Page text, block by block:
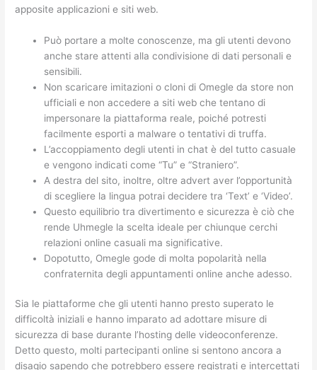
apposite applicazioni e siti web.
Può portare a molte conoscenze, ma gli utenti devono
anche stare attenti alla condivisione di dati personali e
sensibili.
Non scaricare imitazioni o cloni di Omegle da store non
ufficiali e non accedere a siti web che tentano di
impersonare la piattaforma reale, poiché potresti
facilmente esporti a malware o tentativi di truffa.
L’accoppiamento degli utenti in chat è del tutto casuale
e vengono indicati come “Tu” e “Straniero”.
A destra del sito, inoltre, oltre advert aver l’opportunità
di scegliere la lingua potrai decidere tra ‘Text’ e ‘Video’.
Questo equilibrio tra divertimento e sicurezza è ciò che
rende Uhmegle la scelta ideale per chiunque cerchi
relazioni online casuali ma significative.
Dopotutto, Omegle gode di molta popolarità nella
confraternita degli appuntamenti online anche adesso.
Sia le piattaforme che gli utenti hanno presto superato le
difficoltà iniziali e hanno imparato ad adottare misure di
sicurezza di base durante l’hosting delle videoconferenze.
Detto questo, molti partecipanti online si sentono ancora a
disagio sapendo che potrebbero essere registrati e intercettati